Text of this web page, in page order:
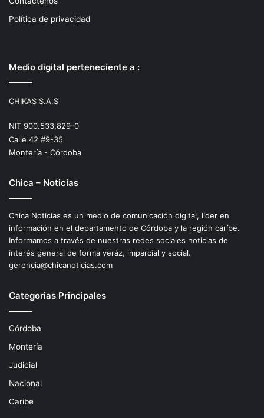
Política de privacidad
Medio digital perteneciente a :
CHIKAS S.A.S
NIT 900.533.829-0
Calle 42 #9-35
Montería - Córdoba
Chica – Noticias
Chica Noticias es un medio de comunicación digital, líder en
información en el departamento de Córdoba y la región caríbe.
Informamos a través de nuestras redes sociales noticias de
interés general de forma veráz, imparcial y social.
gerencia@chicanoticias.com
Categorias Principales
Córdoba
Montería
Judicial
Nacional
Caribe